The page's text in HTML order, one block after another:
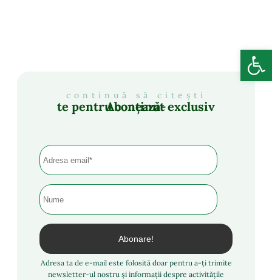
continuă să citești
Abonează-te pentru conținut exclusiv
Adresa ta de e-mail este folosită doar pentru a-ți trimite
newsletter-ul nostru și informații despre activitățile